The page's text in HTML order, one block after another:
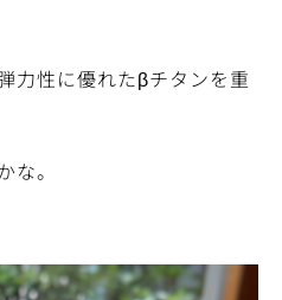
力性に優れたβチタンを重
。